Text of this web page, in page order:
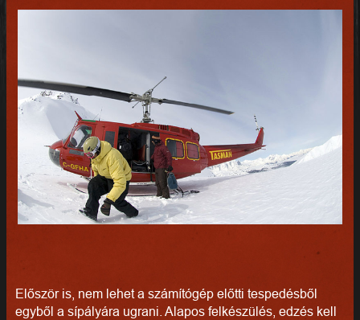
Először is, nem lehet a számítógép előtti tespedésből
egyből a sípályára ugrani. Alapos felkészülés, edzés kell